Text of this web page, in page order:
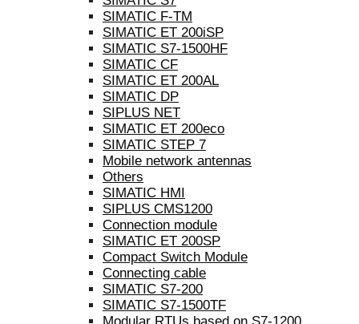
SIMATIC F-TM
SIMATIC ET 200iSP
SIMATIC S7-1500HF
SIMATIC CF
SIMATIC ET 200AL
SIMATIC DP
SIPLUS NET
SIMATIC ET 200eco
SIMATIC STEP 7
Mobile network antennas
Others
SIMATIC HMI
SIPLUS CMS1200
Connection module
SIMATIC ET 200SP
Compact Switch Module
Connecting cable
SIMATIC S7-200
SIMATIC S7-1500TF